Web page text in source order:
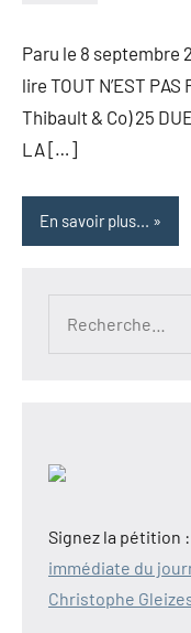
Paru le 8 septembre
lire TOUT N’EST
Thibault & Co) 25
LA […]
En savoir plus...
Signez la pétition :
immédiate du
Christophe